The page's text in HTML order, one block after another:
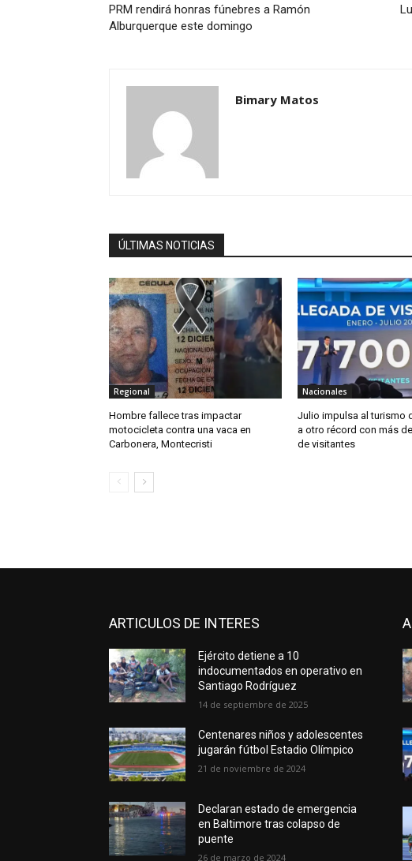
PRM rendirá honras fúnebres a Ramón
Alburquerque este domingo
Bimary Matos
ÚLTIMAS NOTICIAS
Regional
Hombre fallece tras impactar
motocicleta contra una vaca en
Carbonera, Montecristi
Nacionales
Julio impulsa al turismo
a otro récord con más
de visitantes
ARTICULOS DE INTERES
Ejército detiene a 10
indocumentados en operativo en
Santiago Rodríguez
14 de septiembre de 2025
Centenares niños y adolescentes
jugarán fútbol Estadio Olímpico
21 de noviembre de 2024
Declaran estado de emergencia
en Baltimore tras colapso de
puente
26 de marzo de 2024